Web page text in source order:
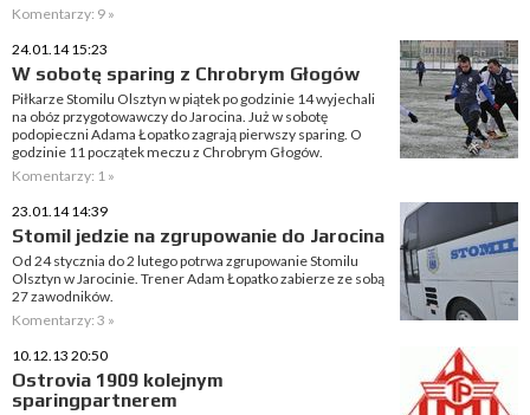
Komentarzy: 9 »
24.01.14 15:23
W sobotę sparing z Chrobrym Głogów
Piłkarze Stomilu Olsztyn w piątek po godzinie 14 wyjechali
na obóz przygotowawczy do Jarocina. Już w sobotę
podopieczni Adama Łopatko zagrają pierwszy sparing. O
godzinie 11 początek meczu z Chrobrym Głogów.
Komentarzy: 1 »
23.01.14 14:39
Stomil jedzie na zgrupowanie do Jarocina
Od 24 stycznia do 2 lutego potrwa zgrupowanie Stomilu
Olsztyn w Jarocinie. Trener Adam Łopatko zabierze ze sobą
27 zawodników.
Komentarzy: 3 »
10.12.13 20:50
Ostrovia 1909 kolejnym
sparingpartnerem